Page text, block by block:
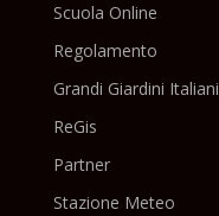
Scuola Online
Regolamento
Grandi Giardini Italiani
ReGis
Partner
Stazione Meteo